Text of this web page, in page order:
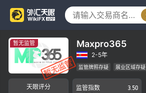
暂无监管 Maxpro365
2-5年
监管牌照存疑 展业区域存疑
天眼评分
0
3
4
5
6
0
1
2
监管指数
3.50